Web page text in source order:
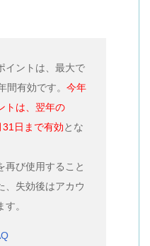
イントは、最大で
間有効です。 今年
トは、翌年の
日まで有効とな
再び使用すること
、失効後はアカウ
。